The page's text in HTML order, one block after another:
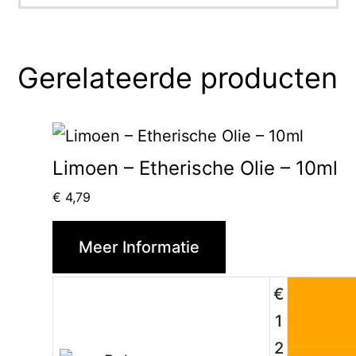
Gerelateerde producten
Limoen – Etherische Olie – 10ml
€ 4,79
Meer Informatie
€
1
2